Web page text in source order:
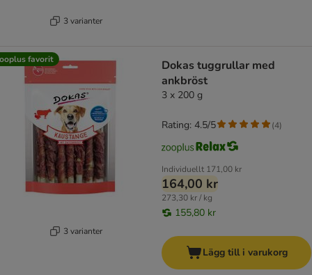
3 varianter
favorit
3 varianter
Dokas tuggrullar med
ankbröst
3 x 200 g
Individuellt 171,00 kr
164,00 kr
273,30 kr / kg
155,80 kr
Rating: 4.5/5 (4)
Lägg till i varukorg